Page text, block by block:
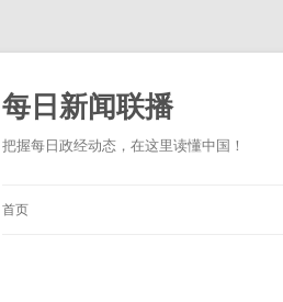
跳
正
文
每日新闻联播
把握每日政经动态，在这里读懂中国！
首页